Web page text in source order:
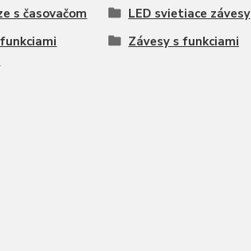
s časovačom LED svietiace závesy
Závesy s funkciami